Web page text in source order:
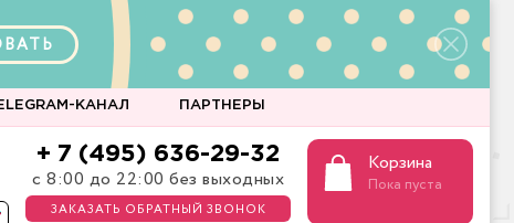
КАНАЛ ПАРТНЕРЫ
+ 7 (495) 636-29-32
с 8:00 до 22:00 без выходных
ЗАКАЗАТЬ ОБРАТНЫЙ ЗВОНОК
Корзина
Пока пуста